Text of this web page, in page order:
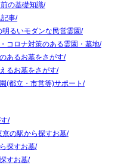
の基礎知識
事
明るいモダンな民営霊園
コロナ対策のある霊園・墓地
あるお墓をさがす
るお墓をさがす
(都立・市営等)サポート
京の駅から探すお墓
探すお墓
すお墓